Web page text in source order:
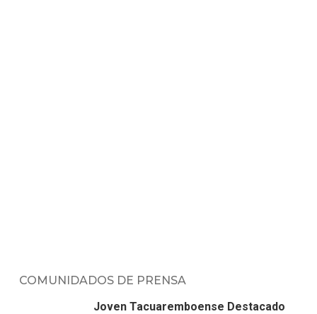
COMUNIDADOS DE PRENSA
Joven Tacuaremboense Destacado